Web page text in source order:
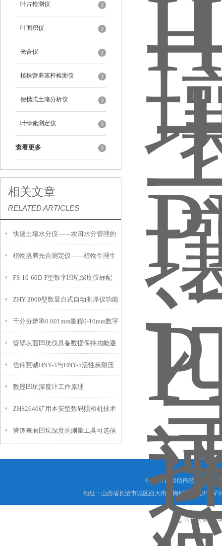
叶片检测仪
叶面积仪
光合仪
植株营养茎秆检测仪
便携式土壤分析仪
叶绿素测定仪
查看更多
相关文章
RELATED ARTICLES
快速土壤水分仪——农田水分管理的
便携式检测工具
植物蒸腾光合测定仪——植物生理生
态的实时监测设备
FS-10-60D-F型数字凹坑深度仪标配
IP54级表头分辨率0.01mm量程
10mm！
ZHY-2000型数显台式自动测厚仪功能
特点
千分分辨率0.001mm量程0-10mm数字
埋头度仪技术参数！
管壁表面凹坑仪具备数据保持功能避
免测试过程中测针移动导致数据变动
信伟慧诚HNY-3与HNY-5活性炭耐压
强度测定仪技术参数！
数显凹坑深度计工作原理
ZHS2640矿用本安型数码照相机技术
参数！
管道表面凹坑深度的测量工具可选信
© 2018 山西信伟慧诚科技有
地址：山西省长治市城区西大街下梅辉坡小区8号写
晋公网安备